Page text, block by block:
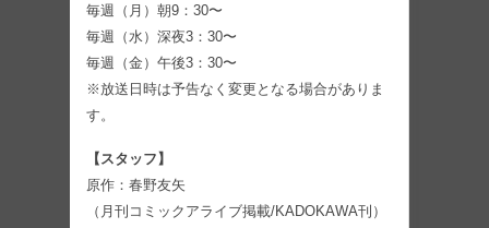
毎週（月）朝9：30〜
毎週（水）深夜3：30〜
毎週（⾦）午後3：30〜
※放送日時は予告なく変更となる場合がありま
す。
【スタッフ】
原作：春野友矢
（月刊コミックアライブ掲載/KADOKAWA刊）